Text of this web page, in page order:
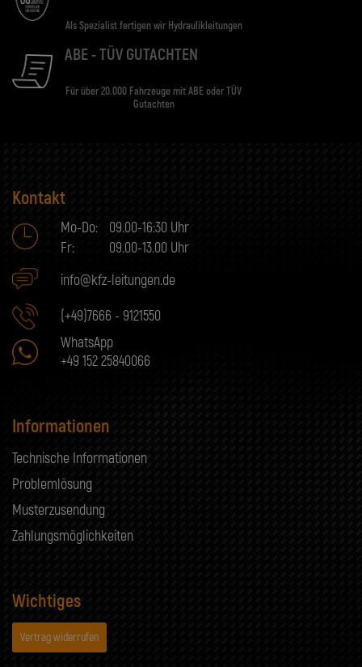
Als Spezialist fertigen wir Hydraulikleitungen
ABE - TÜV GUTACHTEN
Für über 20.000 Fahrzeuge mit ABE oder TÜV
Gutachten
Kontakt
Mo-Do:
09.00-16:30 Uhr
Fr:
09.00-13.00 Uhr
info@kfz-leitungen.de
(+49)7666 - 9121550
WhatsApp
+49 152 25840066
Informationen
Technische Informationen
Problemlösung
Musterzusendung
Zahlungsmöglichkeiten
Wichtiges
Vertrag widerrufen